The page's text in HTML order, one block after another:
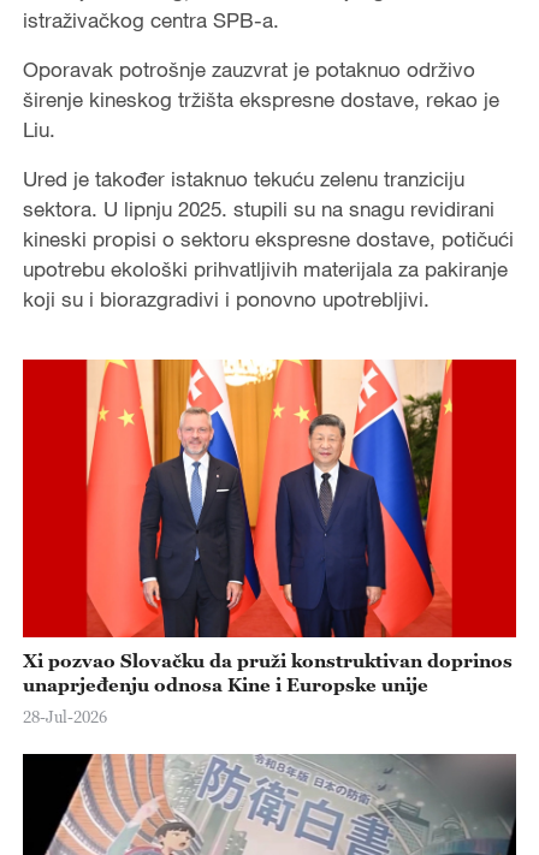
istraživačkog centra SPB-a.
Oporavak potrošnje zauzvrat je potaknuo održivo
širenje kineskog tržišta ekspresne dostave, rekao je
Liu.
Ured je također istaknuo tekuću zelenu tranziciju
sektora. U lipnju 2025. stupili su na snagu revidirani
kineski propisi o sektoru ekspresne dostave, potičući
upotrebu ekološki prihvatljivih materijala za pakiranje
koji su i biorazgradivi i ponovno upotrebljivi.
Xi pozvao Slovačku da pruži konstruktivan doprinos
unaprjeđenju odnosa Kine i Europske unije
28-Jul-2026